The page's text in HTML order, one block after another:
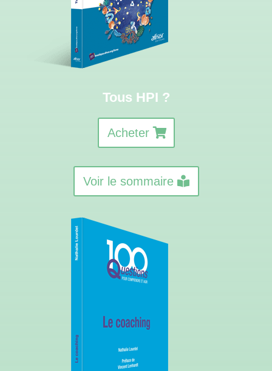
Tous HPI ?
Acheter
Voir le sommaire